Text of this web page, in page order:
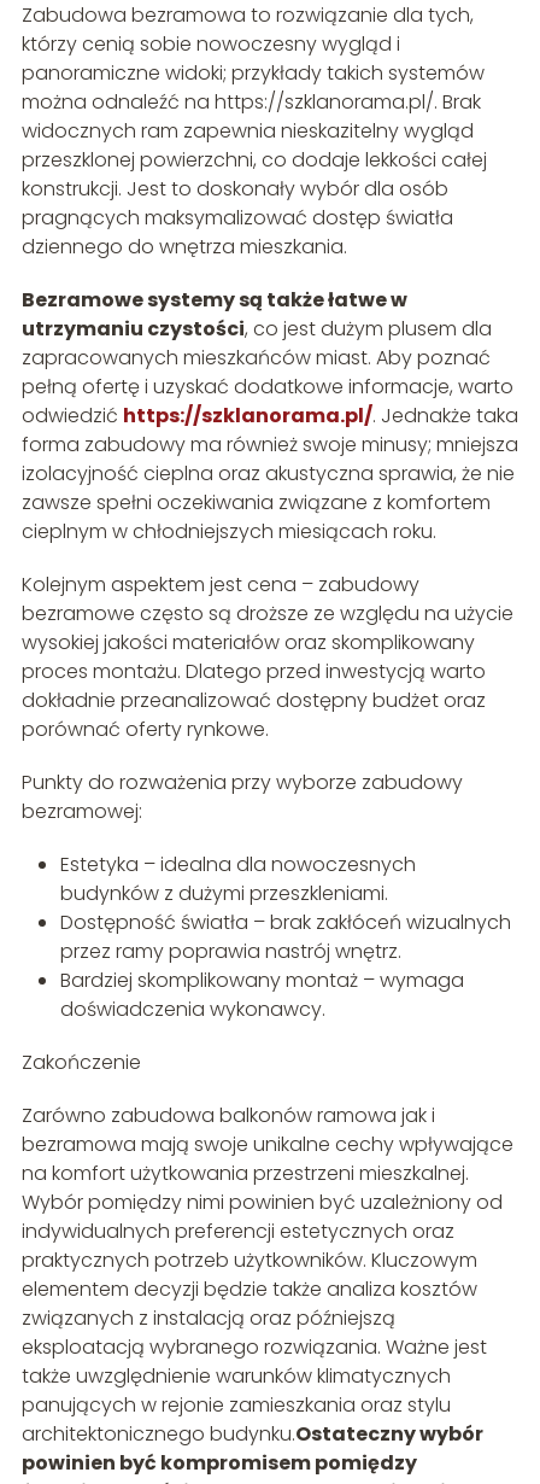
Zabudowa bezramowa to rozwiązanie dla tych,
którzy cenią sobie nowoczesny wygląd i
panoramiczne widoki; przykłady takich systemów
można odnaleźć na https://szklanorama.pl/. Brak
widocznych ram zapewnia nieskazitelny wygląd
przeszklonej powierzchni, co dodaje lekkości całej
konstrukcji. Jest to doskonały wybór dla osób
pragnących maksymalizować dostęp światła
dziennego do wnętrza mieszkania.
Bezramowe systemy są także łatwe w
utrzymaniu czystości, co jest dużym plusem dla
zapracowanych mieszkańców miast. Aby poznać
pełną ofertę i uzyskać dodatkowe informacje, warto
odwiedzić https://szklanorama.pl/. Jednakże taka
forma zabudowy ma również swoje minusy; mniejsza
izolacyjność cieplna oraz akustyczna sprawia, że nie
zawsze spełni oczekiwania związane z komfortem
cieplnym w chłodniejszych miesiącach roku.
Kolejnym aspektem jest cena – zabudowy
bezramowe często są droższe ze względu na użycie
wysokiej jakości materiałów oraz skomplikowany
proces montażu. Dlatego przed inwestycją warto
dokładnie przeanalizować dostępny budżet oraz
porównać oferty rynkowe.
Punkty do rozważenia przy wyborze zabudowy
bezramowej:
Estetyka – idealna dla nowoczesnych
budynków z dużymi przeszkleniami.
Dostępność światła – brak zakłóceń wizualnych
przez ramy poprawia nastrój wnętrz.
Bardziej skomplikowany montaż – wymaga
doświadczenia wykonawcy.
Zakończenie
Zarówno zabudowa balkonów ramowa jak i
bezramowa mają swoje unikalne cechy wpływające
na komfort użytkowania przestrzeni mieszkalnej.
Wybór pomiędzy nimi powinien być uzależniony od
indywidualnych preferencji estetycznych oraz
praktycznych potrzeb użytkowników. Kluczowym
elementem decyzji będzie także analiza kosztów
związanych z instalacją oraz późniejszą
eksploatacją wybranego rozwiązania. Ważne jest
także uwzględnienie warunków klimatycznych
panujących w rejonie zamieszkania oraz stylu
architektonicznego budynku.Ostateczny wybór
powinien być kompromisem pomiędzy